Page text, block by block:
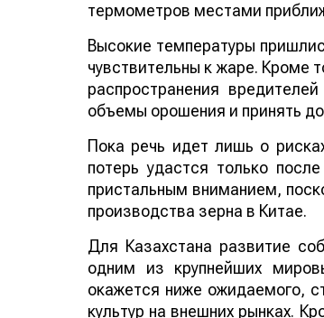
термометров местами
Высокие температуры
чувствительны к жаре. Кроме
распространения
объемы орошения и принять
Пока речь идет лишь о
потерь удастся только
пристальным вниманием,
производства зерна в Китае.
Для Казахстана развитие
одним из крупнейших
окажется ниже ожидаемого,
культур на внешних рынках.